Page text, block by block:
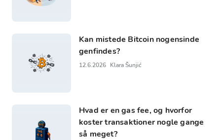
Kan mistede Bitcoin nogensinde
genfindes?
12.6.2026 Klara Šunjić
Hvad er en gas fee, og hvorfor
koster transaktioner nogle gange
så meget?